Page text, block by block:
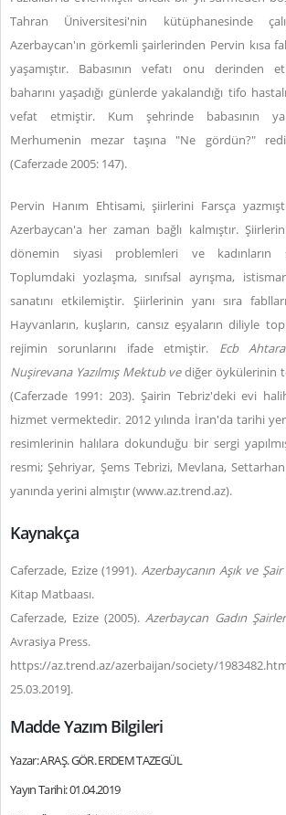
Tahran Üniversitesi'nin kütüphanesinde
Azerbaycan'ın görkemli şairlerinden Pervin kısa
yaşamıştır. Babasının vefatı onu derinden
baharını yaşadığı günlerde yakalandığı tifo
vefat etmiştir. Kum şehrinde babasının
Merhumenin mezar taşına "Ne gördün?"
(Caferzade 2005: 147).
Pervin Hanım Ehtisami, şiirlerini Farsça
Azerbaycan'a her zaman bağlı kalmıştır.
dönemin siyasi problemleri ve kadınların
Toplumdaki yozlaşma, sınıfsal ayrışma,
sanatını etkilemiştir. Şiirlerinin yanı sıra
Hayvanların, kuşların, cansız eşyaların diliyle
rejimin sorunlarını ifade etmiştir. Ecb
Nuşirevana Yazılmış Mektub vediğer öykülerinin
(Caferzade 1991: 203). Şairin Tebriz'deki evi
hizmet vermektedir. 2012 yılında İran'da tarihi
resimlerinin halılara dokunduğu bir sergi
resmi; Şehriyar, Şems Tebrizi, Mevlana,
yanında yerini almıştır (www.az.trend.az).
Kaynakça
Caferzade, Ezize (1991). Azerbaycanın Aşık ve Şair
Kitap Matbaası.
Caferzade, Ezize (2005).Azerbaycan Gadın
Avrasiya Press.
https://az.trend.az/azerbaijan/society/
25.03.2019].
Madde Yazım Bilgileri
Yazar: ARAŞ. GÖR. ERDEM TAZEGÜL
Yayın Tarihi: 01.04.2019